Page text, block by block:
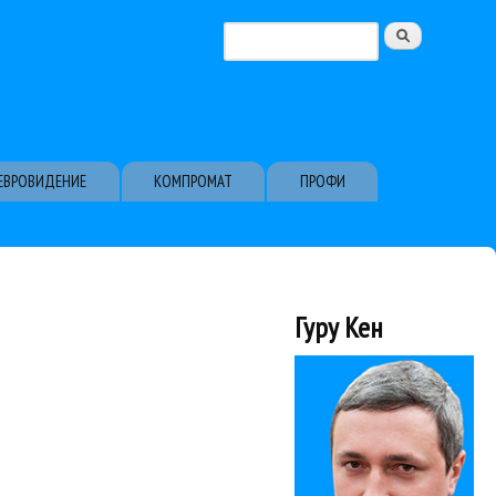
Форма поиска
КОМПРОМАТ
ПРОФИ
Гуру Кен